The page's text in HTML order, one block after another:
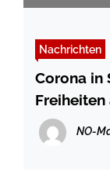
Nachrichten
Corona in
NO-